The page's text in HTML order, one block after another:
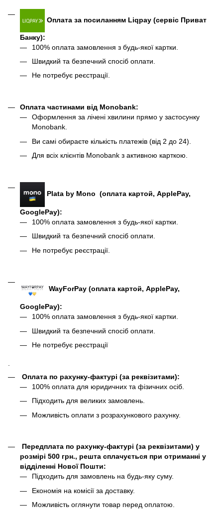
Оплата за посиланням Liqpay (сервіс Приват
Банку):
100% оплата замовлення з будь-якої картки.
Швидкий та безпечний спосіб оплати.
Не потребує реєстрації.
Оплата частинами від Monobank:
Оформлення за лічені хвилини прямо у застосунку
Monobank.
Ви самі обираєте кількість платежів (від 2 до 24).
Для всіх клієнтів Monobank з активною карткою.
Plata by Mono (оплата картой, ApplePay,
GooglePay):
100% оплата замовлення з будь-якої картки.
Швидкий та безпечний спосіб оплати.
Не потребує реєстрації.
WayForPay (оплата картой, ApplePay,
GooglePay):
100% оплата замовлення з будь-якої картки.
Швидкий та безпечний спосіб оплати.
Не потребує реєстрації
Оплата по рахунку-фактурі (за реквізитами):
100% оплата для юридичних та фізичних осіб.
Підходить для великих замовлень.
Можливість оплати з розрахункового рахунку.
Передплата по рахунку-фактурі (за реквізитами) у
розмірі 500 грн., решта сплачується при отриманні у
відділенні Нової Пошти:
Підходить для замовлень на будь-яку суму.
Економія на комісії за доставку.
Можливість оглянути товар перед оплатою.